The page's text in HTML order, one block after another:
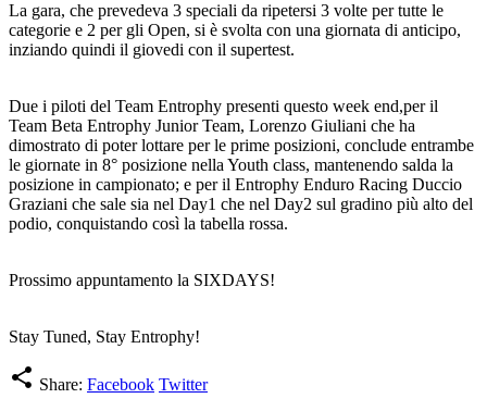
La gara, che prevedeva 3 speciali da ripetersi 3 volte per tutte le
categorie e 2 per gli Open, si è svolta con una giornata di anticipo,
inziando quindi il giovedi con il supertest.
Due i piloti del Team Entrophy presenti questo week end,per il
Team Beta Entrophy Junior Team, Lorenzo Giuliani che ha
dimostrato di poter lottare per le prime posizioni, conclude entrambe
le giornate in 8° posizione nella Youth class, mantenendo salda la
posizione in campionato; e per il Entrophy Enduro Racing Duccio
Graziani che sale sia nel Day1 che nel Day2 sul gradino più alto del
podio, conquistando così la tabella rossa.
Prossimo appuntamento la SIXDAYS!
Stay Tuned, Stay Entrophy!
share Share: Facebook Twitter